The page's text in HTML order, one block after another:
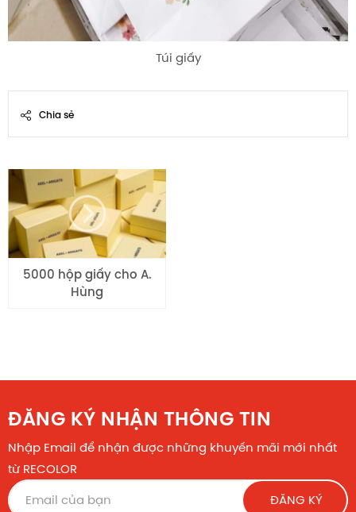
Túi giấy
Chia sẻ
5000 hộp giấy cho A.
Hùng
ĐĂNG KÝ NHẬN THÔNG TIN
Nhập Email để nhận được những khuyến mãi mới nhất
từ RECOLOR
ĐĂNG KÝ